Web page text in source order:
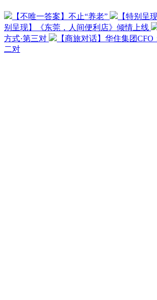
【不唯一答案】不止“养老”
【特别呈
别呈现】《东莞，人间便利店》倾情上线
方式·第三对
【商旅对话】华住集团
二对